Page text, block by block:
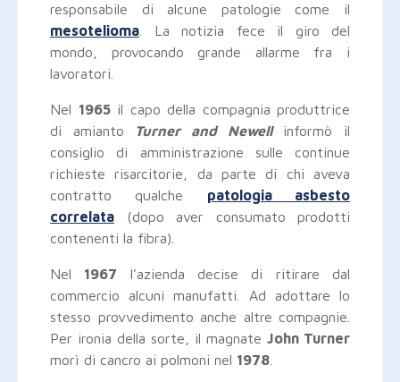
responsabile di alcune patologie come il
mesotelioma . La notizia fece il giro del
mondo, provocando grande allarme fra i
lavoratori.
Nel 1965il capo della compagnia produttrice
di amianto Turner and Newellinformò il
consiglio di amministrazione sulle continue
richieste risarcitorie, da parte di chi aveva
contratto qualche patologia asbesto
correlata (dopo aver consumato prodotti
contenenti la fibra).
Nel 1967 l’azienda decise di ritirare dal
commercio alcuni manufatti. Ad adottare lo
stesso provvedimento anche altre compagnie.
Per ironia della sorte, il magnate John Turner
morì di cancro ai polmoni nel 1978